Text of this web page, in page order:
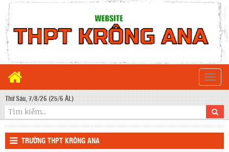
Thứ Sáu, 7/8/26 (25/6 ÂL)
TRƯỜNG THPT KRÔNG ANA